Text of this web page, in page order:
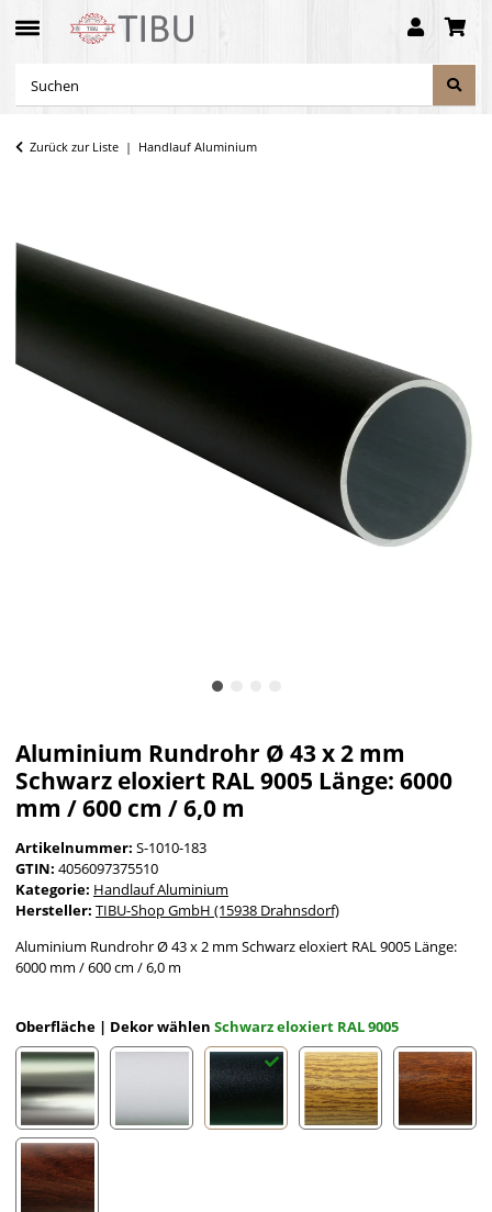
Zurück zur Liste Handlauf Aluminium
Aluminium Rundrohr Ø 43 x 2 mm
Schwarz eloxiert RAL 9005 Länge: 6000
mm / 600 cm / 6,0 m
Artikelnummer: S-1010-183
GTIN: 4056097375510
Kategorie: Handlauf Aluminium
Hersteller: TIBU-Shop GmbH (15938 Drahnsdorf)
Aluminium Rundrohr Ø 43 x 2 mm Schwarz eloxiert RAL 9005 Länge:
6000 mm / 600 cm / 6,0 m
Oberfläche | Dekor wählen Schwarz eloxiert RAL 9005
Edelstahloptik eloxiert